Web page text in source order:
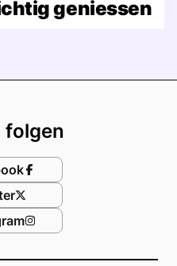
geniessen
folgen